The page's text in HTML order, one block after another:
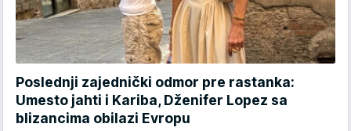
Poslednji zajednički odmor pre rastanka:
Umesto jahti i Kariba, Dženifer Lopez sa
blizancima obilazi Evropu